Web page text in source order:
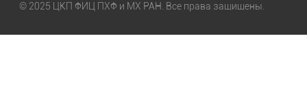
© 2025 ЦКП ФИЦ ПХФ и МХ РАН. Все права защищены.